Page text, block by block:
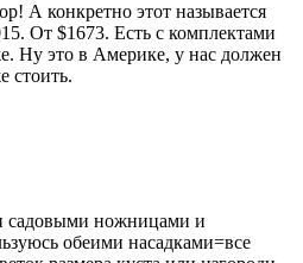
А конкретно этот называется
От $1673. Есть с комплектами
Ну это в Америке, у нас должен
стоить.
садовыми ножницами и
обеими насадками=все